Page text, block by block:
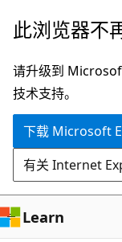
跳
主
要
内
此浏览器不
请升级到
技术支持。
下载 Microsoft
有关 Internet
Learn